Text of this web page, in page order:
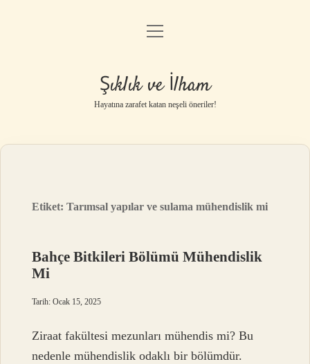
Anasayfa
Gizlilik Politikası
Yasal Uyarı
menüyü
Şıklık ve İlham
Hayatına zarafet katan neşeli öneriler!
Etiket:Tarımsal yapılar ve sulama mühendislik mi
Bahçe Bitkileri Bölümü Mühendislik
Mi
Tarih: Ocak 15, 2025
Ziraat fakültesi mezunları mühendis mi? Bu
nedenle mühendislik odaklı bir bölümdür.